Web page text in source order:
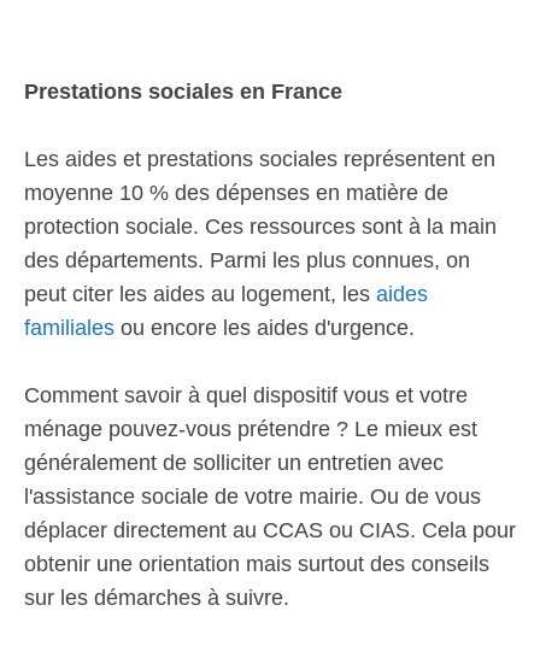
Prestations sociales en France
Les aides et prestations sociales représentent en
moyenne 10 % des dépenses en matière de
protection sociale. Ces ressources sont à la main
des départements. Parmi les plus connues, on
peut citer les aides au logement, les aides
familiales ou encore les aides d'urgence.
Comment savoir à quel dispositif vous et votre
ménage pouvez-vous prétendre ? Le mieux est
généralement de solliciter un entretien avec
l'assistance sociale de votre mairie. Ou de vous
déplacer directement au CCAS ou CIAS. Cela pour
obtenir une orientation mais surtout des conseils
sur les démarches à suivre.